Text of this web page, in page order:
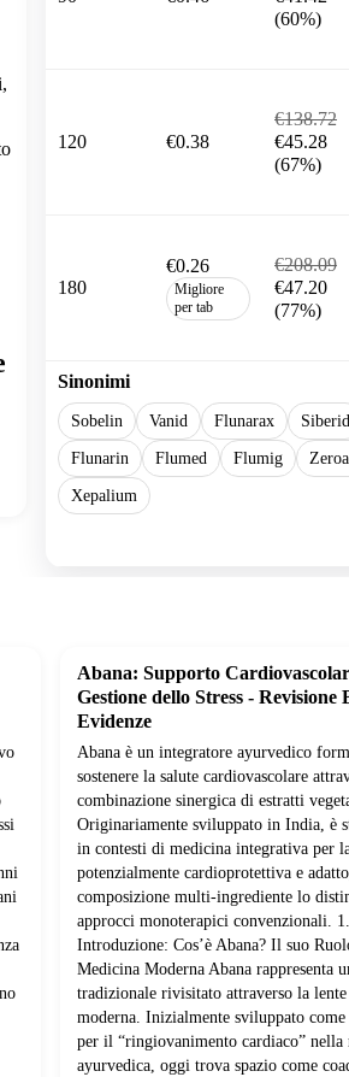
(60%)
120 €0.38
€138.72
€45.28
(67%)
180
€0.26
Migliore
per tab
€208.09
€47.20
(77%)
Sinonimi
Sobelin Vanid Flunarax Siberid
Flunarin
Flumed Flumig
Xepalium
Abana: Supporto
Gestione dello Stress - Revisione
Evidenze
Abana è un integratore ayurvedico
sostenere la salute cardiovascolare
combinazione sinergica di estratti
Originariamente sviluppato in India, è
in contesti di medicina integrativa per
potenzialmente cardioprotettiva e
composizione multi-ingrediente lo
approcci monoterapici convenzionali. 1.
Introduzione: Cos’è Abana? Il suo
Medicina Moderna Abana rappresenta
tradizionale rivisitato attraverso la
moderna. Inizialmente sviluppato
per il “ringiovanimento cardiaco” nella
ayurvedica, oggi trova spazio come